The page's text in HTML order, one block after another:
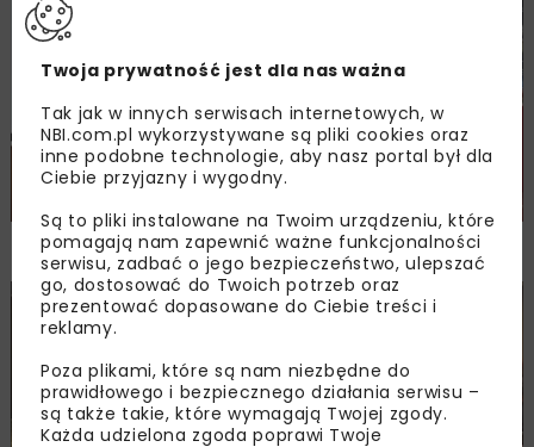
DROGI
NOVDROG 2026
DROGI MOSTY TUNELE ARCHIWUM NBI WYDARZENIA
Twoja prywatność jest dla nas ważna
Tak jak w innych serwisach internetowych, w
NBI.com.pl wykorzystywane są pliki cookies oraz
inne podobne technologie, aby nasz portal był dla
Ciebie przyjazny i wygodny.
Są to pliki instalowane na Twoim urządzeniu, które
pomagają nam zapewnić ważne funkcjonalności
serwisu, zadbać o jego bezpieczeństwo, ulepszać
go, dostosować do Twoich potrzeb oraz
prezentować dopasowane do Ciebie treści i
reklamy.
Poza plikami, które są nam niezbędne do
prawidłowego i bezpiecznego działania serwisu –
są także takie, które wymagają Twojej zgody.
Każda udzielona zgoda poprawi Twoje